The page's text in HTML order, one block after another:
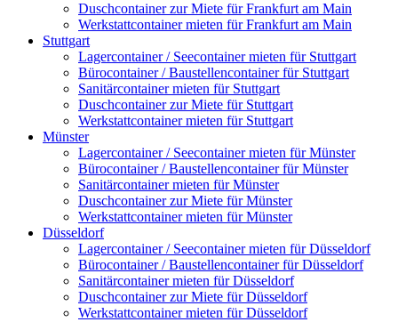
Duschcontainer zur Miete für Frankfurt am Main
Werkstattcontainer mieten für Frankfurt am Main
Stuttgart
Lagercontainer / Seecontainer mieten für Stuttgart
Bürocontainer / Baustellencontainer für Stuttgart
Sanitärcontainer mieten für Stuttgart
Duschcontainer zur Miete für Stuttgart
Werkstattcontainer mieten für Stuttgart
Münster
Lagercontainer / Seecontainer mieten für Münster
Bürocontainer / Baustellencontainer für Münster
Sanitärcontainer mieten für Münster
Duschcontainer zur Miete für Münster
Werkstattcontainer mieten für Münster
Düsseldorf
Lagercontainer / Seecontainer mieten für Düsseldorf
Bürocontainer / Baustellencontainer für Düsseldorf
Sanitärcontainer mieten für Düsseldorf
Duschcontainer zur Miete für Düsseldorf
Werkstattcontainer mieten für Düsseldorf